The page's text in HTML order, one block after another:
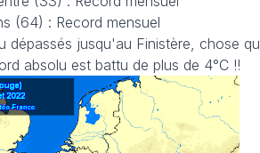
(64) : Record mensuel
dépassés jusqu'au Finistère, chose
absolu est battu de plus de 4°C !!